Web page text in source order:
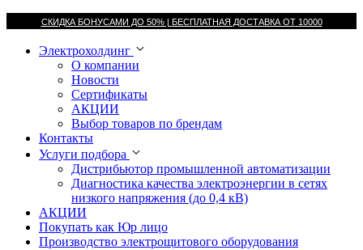
СКИДКА БОНУСАМИ ДО 50% | БЕСПЛАТНАЯ ДОСТАВКА ОТ 10000
Электрохолдинг
О компании
Новости
Сертификаты
АКЦИИ
Выбор товаров по брендам
Контакты
Услуги подбора
Дистрибьютор промышленной автоматизации
Диагностика качества электроэнергии в сетях
низкого напряжения (до 0,4 кВ)
АКЦИИ
Покупать как Юр лицо
Производство электрощитового оборудования